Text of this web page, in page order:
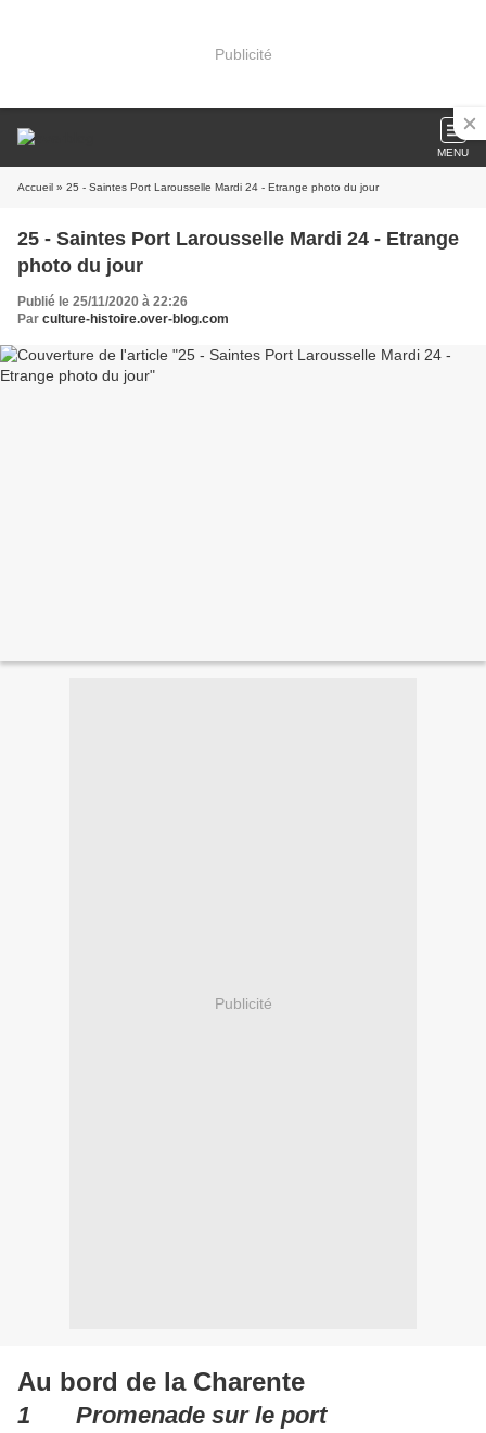
Publicité
MENU
Accueil » 25 - Saintes Port Larousselle Mardi 24 - Etrange photo du jour
25 - Saintes Port Larousselle Mardi 24 - Etrange
photo du jour
Publié le 25/11/2020 à 22:26
Par culture-histoire.over-blog.com
Publicité
Au bord de la Charente
1 Promenade sur le port